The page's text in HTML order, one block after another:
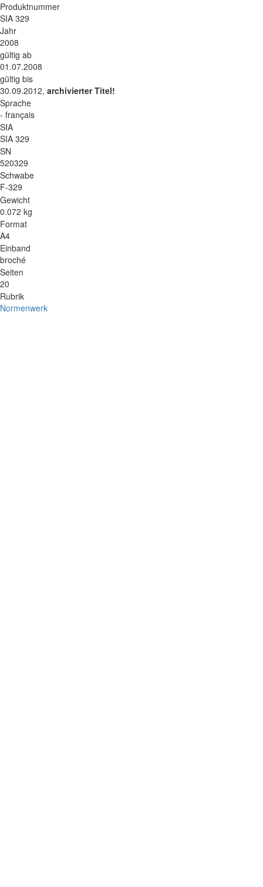
Produktnummer
SIA 329
Jahr
2008
gültig ab
01.07.2008
gültig bis
30.09.2012, archivierter Titel!
Sprache
- français
SIA
SIA 329
SN
520329
Schwabe
F-329
Gewicht
0.072 kg
Format
A4
Einband
broché
Seiten
20
Rubrik
Normenwerk